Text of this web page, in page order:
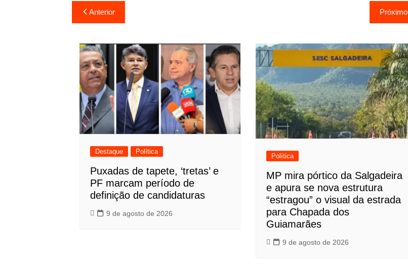
Navegação
de
Post
Anterior Próximo
Destaque Política
Puxadas de tapete, ‘tretas’ e
PF marcam período de
definição de candidaturas
9 de agosto de 2026
Política
MP mira pórtico da Salgadeira
e apura se nova estrutura
“estragou” o visual da estrada
para Chapada dos
Guiamarães
9 de agosto de 2026